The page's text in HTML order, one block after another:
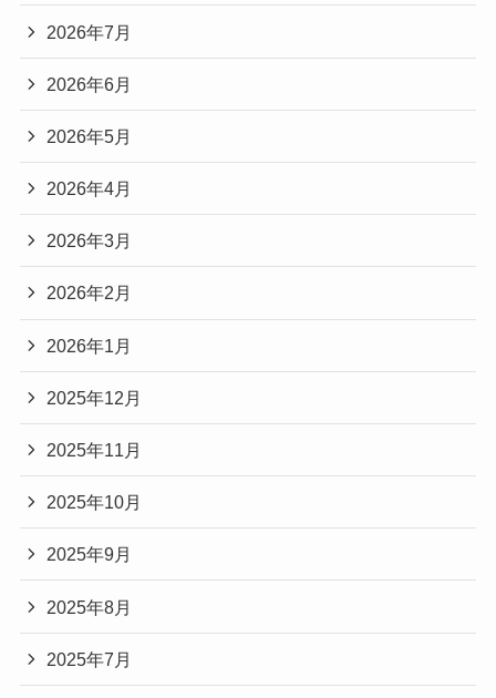
2026年7月
2026年6月
2026年5月
2026年4月
2026年3月
2026年2月
2026年1月
2025年12月
2025年11月
2025年10月
2025年9月
2025年8月
2025年7月